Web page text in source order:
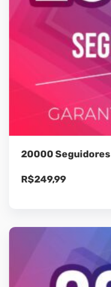
20000 Seguidores
R$249,99